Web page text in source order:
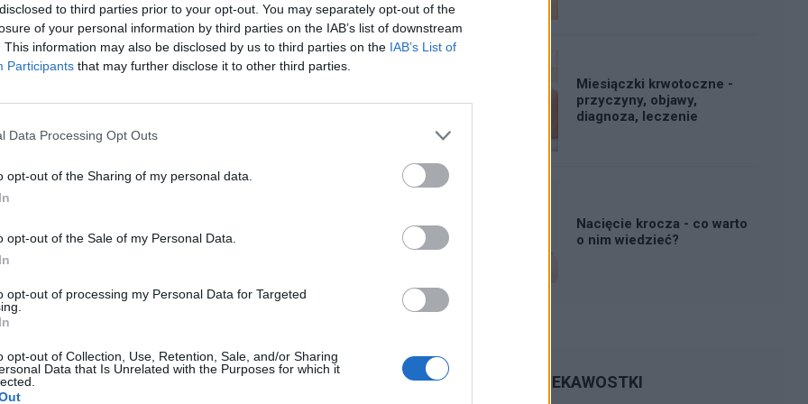
to third parties prior to your opt-out. You may separately opt-out of the
of your personal information by third parties on the IAB’s list of downstream
This information may also be disclosed by us to third parties on the IAB’s List of
Participants that may further disclose it to other third parties.
Data Processing Opt Outs
opt-out of the Sharing of my personal data.
opt-out of the Sale of my Personal Data.
opt-out of processing my Personal Data for Targeted
opt-out of Collection, Use, Retention, Sale, and/or Sharing
Data that Is Unrelated with the Purposes for which it
W maju myślałam że dostałam pierwszej miesiączki
okres. Przypominało to bardziej takie plamienie i to
3 dni a raz 6 jak przy miesiączce. Czy to normalne ?
wczoraj. Pomyliłam się. wczoraj odbyłam stosunek z
(ella 30mg) i je użyłam. Nie mam kolejnego krążka. do
teraz 7 dni przerwy i włożyć nowy krążek w
pacjentki
Miesiączki krwotoczne -
przyczyny, objawy,
diagnoza, leczenie
Nacięcie krocza - co warto
o nim wiedzieć?
CIEKAWOSTKI